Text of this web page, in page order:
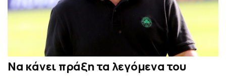
Να κάνει πράξη τα λεγόμενα του